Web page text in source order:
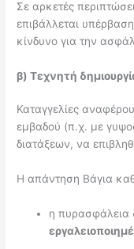
Σε αρκετές
επιβάλλεται
κίνδυνο για την
β) Τεχνητή
Καταγγελίες
εμβαδού (π.χ. με
διατάξεων, να
Η απάντηση Βάγια
η πυρασφάλεια